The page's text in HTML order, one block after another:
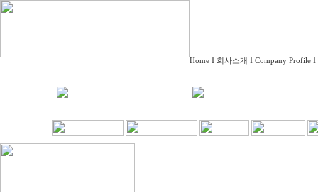
Home I 회사소개 I Company Profile I